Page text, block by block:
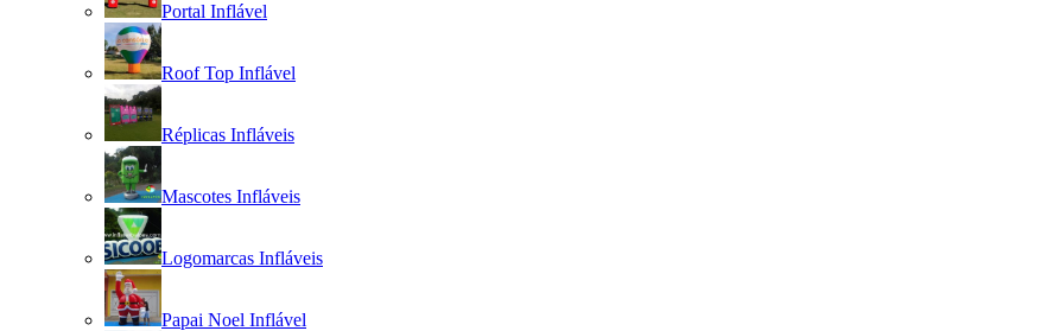
Portal Inflável
Roof Top Inflável
Réplicas Infláveis
Mascotes Infláveis
Logomarcas Infláveis
Papai Noel Inflável